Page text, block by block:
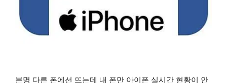
분명 다른 폰에선 뜨는데 내 폰만 아이폰 실시간 현황이 안